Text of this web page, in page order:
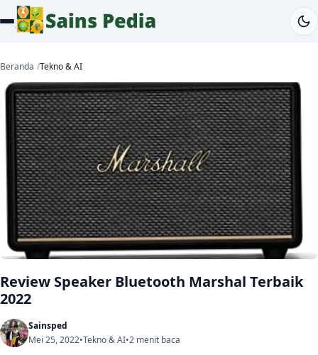
Beranda Tekno & AI
Review Speaker Bluetooth Marshal Terbaik
2022
Sainsped
Mei 25, 2022•Tekno & AI•2 menit baca